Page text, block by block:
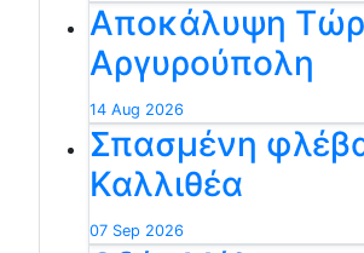
Αποκάλυψη
Αργυρούπολη
14 Aug 2026
Σπασμένη
Καλλιθέα
07 Sep 2026